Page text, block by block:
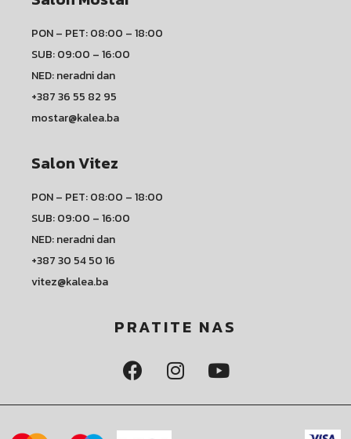
PON – PET: 08:00 – 18:00
SUB: 09:00 – 16:00
NED: neradni dan
+387 36 55 82 95
mostar@kalea.ba
Salon Vitez
PON – PET: 08:00 – 18:00
SUB: 09:00 – 16:00
NED: neradni dan
+387 30 54 50 16
vitez@kalea.ba
PRATITE NAS